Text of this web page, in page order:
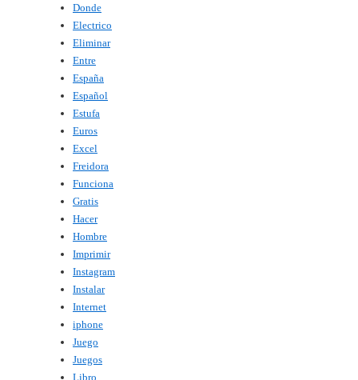
Donde
Electrico
Eliminar
Entre
España
Español
Estufa
Euros
Excel
Freidora
Funciona
Gratis
Hacer
Hombre
Imprimir
Instagram
Instalar
Internet
iphone
Juego
Juegos
Libro